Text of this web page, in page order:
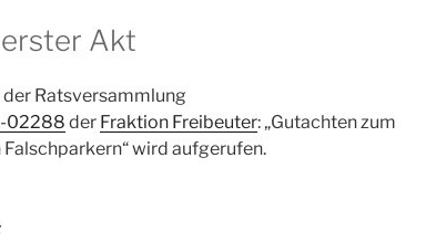
Akt
der Ratsversammlung
02288 der Fraktion Freibeuter: „Gutachten zum
wird aufgerufen.